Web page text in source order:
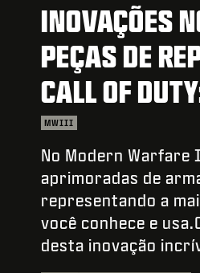
INOVAÇÕES
PEÇAS DE
CALL OF
MWIII
No Modern
aprimoradas de
representando a
você conhece e
desta inovação